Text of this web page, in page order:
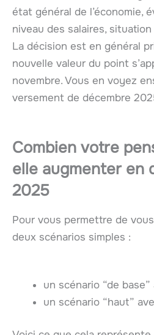
état général de l’économie,
niveau des salaires,
La décision est en général
nouvelle valeur du point
novembre. Vous en voyez
versement de décembre
Combien votre
elle augmenter en
2025
Pour vous permettre de
deux scénarios simples :
un scénario “de base”
un scénario “haut”